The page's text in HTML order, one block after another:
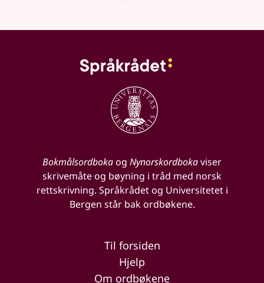
Bokmålsordbokaog Nynorskordbokaviser
skrivemåte og bøyning i tråd med norsk
rettskrivning. Språkrådet og Universitetet i
Bergen står bak ordbøkene.
Til forsiden
Hjelp
Om ordbøkene